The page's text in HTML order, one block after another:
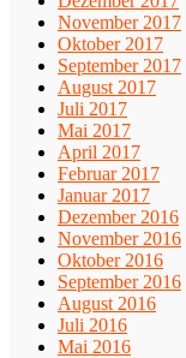
November 2017
Oktober 2017
September 2017
August 2017
Juli 2017
Mai 2017
April 2017
Februar 2017
Januar 2017
Dezember 2016
November 2016
Oktober 2016
September 2016
August 2016
Juli 2016
Mai 2016